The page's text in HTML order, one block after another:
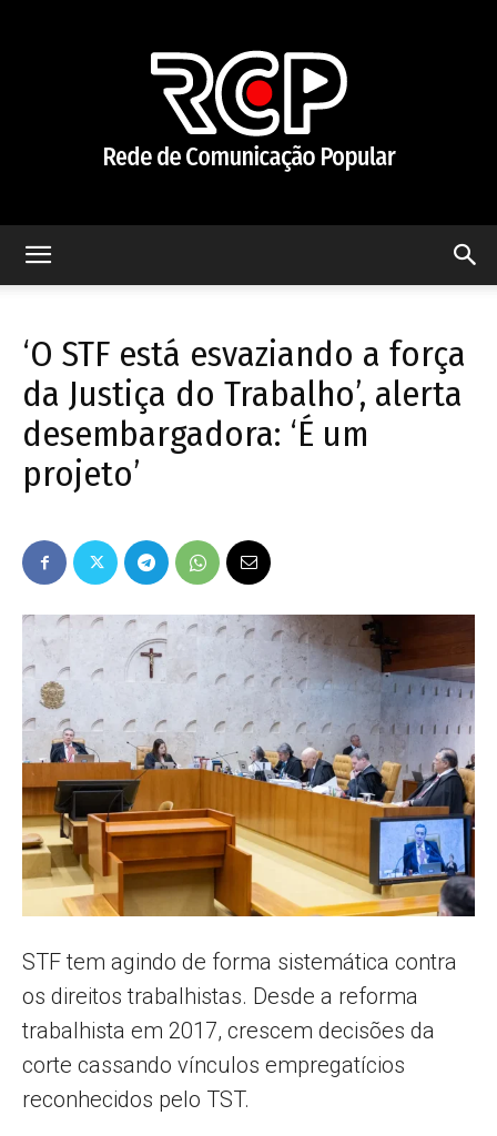
Popular
–
AL
‘O STF está esvaziando a força
da Justiça do Trabalho’, alerta
desembargadora: ‘É um
projeto’
STF tem agindo de forma sistemática contra
os direitos trabalhistas. Desde a reforma
trabalhista em 2017, crescem decisões da
corte cassando vínculos empregatícios
reconhecidos pelo TST.